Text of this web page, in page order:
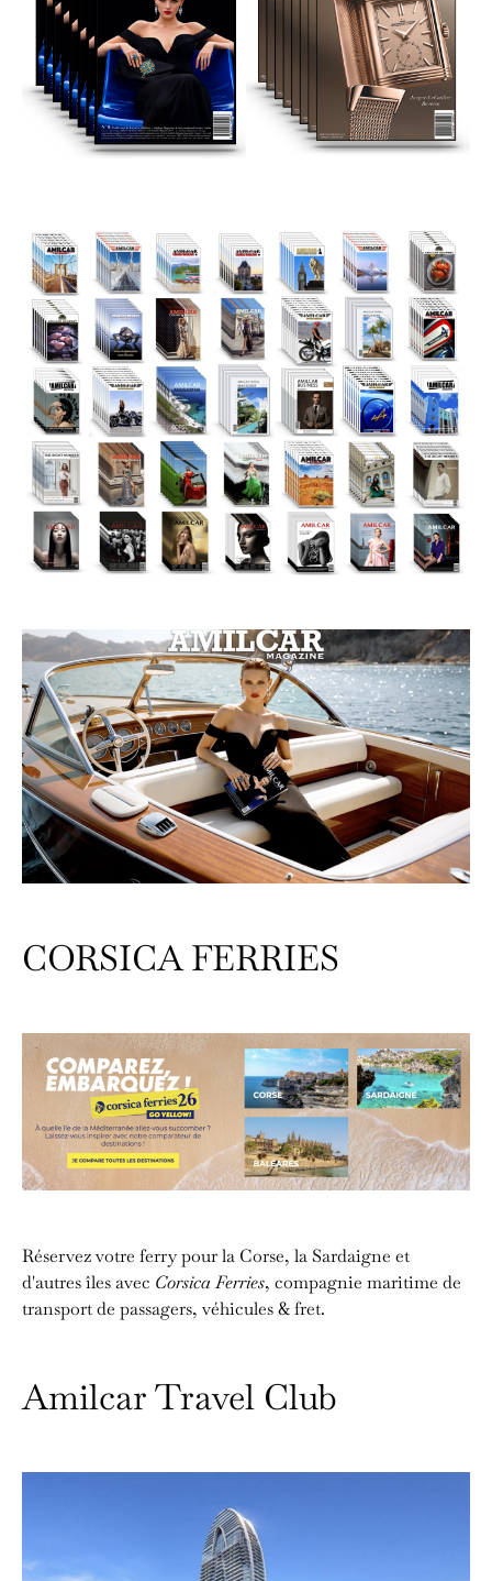
CORSICA FERRIES
Réservez votre ferry pour la Corse, la Sardaigne et
d'autres îles avec Corsica Ferries, compagnie maritime de
transport de passagers, véhicules & fret.
Amilcar Travel Club